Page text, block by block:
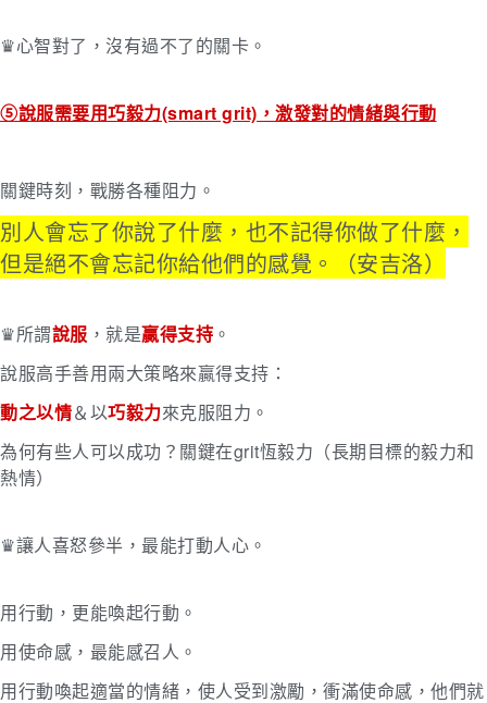
♛心智對了，沒有過不了的關卡。
⑤說服需要用巧毅力(smart grit)，激發對的情緒與行動
關鍵時刻，戰勝各種阻力。
別人會忘了你說了什麼，也不記得你做了什麼，
但是絕不會忘記你給他們的感覺。（安吉洛）
♛所謂說服 ，就是贏得支持 。
說服高手善用兩大策略來贏得支持：
動之以情＆以巧毅力來克服阻力。
為何有些人可以成功？關鍵在grit恆毅力（長期目標的毅力和
熱情）
♛讓人喜怒參半，最能打動人心。
用行動，更能喚起行動。
用使命感，最能感召人。
用行動喚起適當的情緒，使人受到激勵，衝滿使命感，他們就